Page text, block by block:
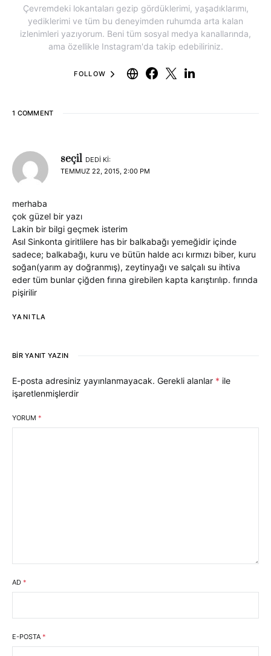
Çevremdeki lokantaları gezip gördüklerimi, yaşadıklarımı,
yediklerimi ve tüm bu deneyimden ruhumda arta kalan
izlenimleri yazıyorum. Beni tüm sosyal medya kanallarında,
ama özellikle Instagram'da takip edebiliriniz.
FOLLOW
1 COMMENT
seçil DEDI KI:
TEMMUZ 22, 2015, 2:00 PM
merhaba
çok güzel bir yazı
Lakin bir bilgi geçmek isterim
Asıl Sinkonta giritlilere has bir balkabağı yemeğidir içinde
sadece; balkabağı, kuru ve bütün halde acı kırmızı biber, kuru
soğan(yarım ay doğranmış), zeytinyağı ve salçalı su ihtiva
eder tüm bunlar çiğden fırına girebilen kapta karıştırılıp. fırında
pişirilir
YANITLA
BIR YANIT YAZIN
E-posta adresiniz yayınlanmayacak. Gerekli alanlar * ile
işaretlenmişlerdir
YORUM *
AD *
E-POSTA *